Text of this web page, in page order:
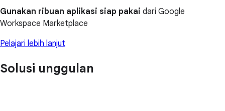
Gunakan ribuan aplikasi siap pakai dari Google
Workspace Marketplace
Pelajari lebih lanjut
Solusi unggulan